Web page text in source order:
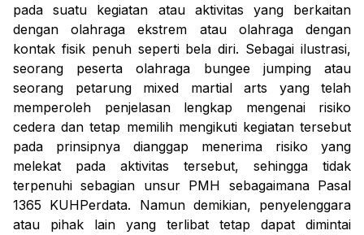
pada suatu kegiatan atau aktivitas yang berkaitan
dengan olahraga ekstrem atau olahraga dengan
kontak fisik penuh seperti bela diri. Sebagai ilustrasi,
seorang peserta olahraga bungee jumpingatau
seorang petarung mixed martial arts yang telah
memperoleh penjelasan lengkap mengenai risiko
cedera dan tetap memilih mengikuti kegiatan tersebut
pada prinsipnya dianggap menerima risiko yang
melekat pada aktivitas tersebut, sehingga tidak
terpenuhi sebagian unsur PMH sebagaimana Pasal
1365 KUHPerdata. Namun demikian, penyelenggara
atau pihak lain yang terlibat tetap dapat dimintai